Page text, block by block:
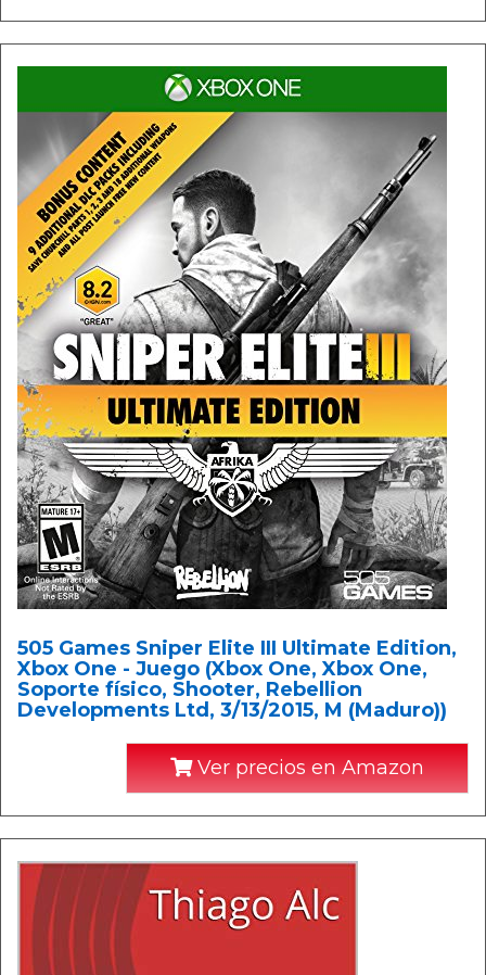
505 Games Sniper Elite III Ultimate Edition,
Xbox One - Juego (Xbox One, Xbox One,
Soporte físico, Shooter, Rebellion
Developments Ltd, 3/13/2015, M (Maduro))
Ver precios en Amazon